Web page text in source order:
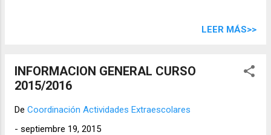
LEER MÁS>>
INFORMACION GENERAL CURSO
2015/2016
De Coordinación Actividades Extraescolares
- septiembre 19, 2015